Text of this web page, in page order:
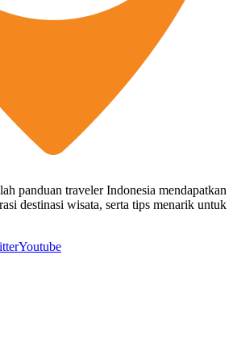
panduan traveler Indonesia mendapatkan
destinasi wisata, serta tips menarik untuk
Youtube